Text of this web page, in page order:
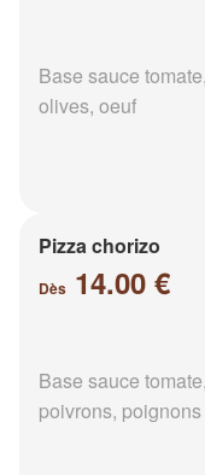
Base sauce
olives, oeuf
Pizza chorizo
Dès 14.00 €
Base sauce
poivrons, poignons